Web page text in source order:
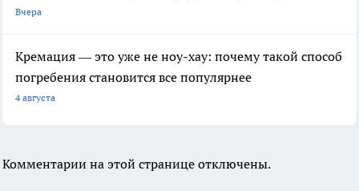
Вчера
Кремация — это уже не ноу-хау: почему такой способ
погребения становится все популярнее
4 августа
Комментарии на этой странице отключены.